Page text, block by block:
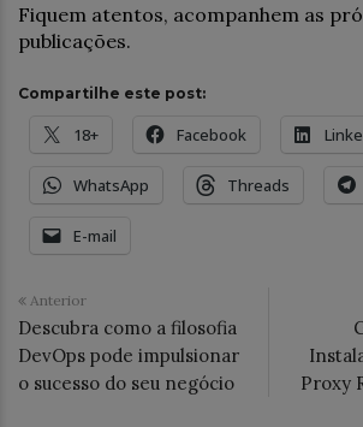
Fiquem atentos, acompanhem as
publicações.
Compartilhe este post:
18+ Facebook
WhatsApp Threads
E-mail
Anterior
Descubra como a filosofia
DevOps pode impulsionar
o sucesso do seu negócio
Proxy